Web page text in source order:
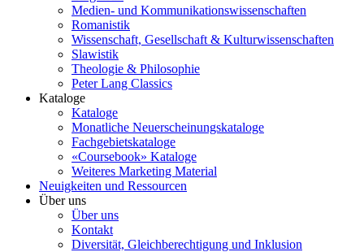
Medien- und Kommunikationswissenschaften
Romanistik
Wissenschaft, Gesellschaft & Kulturwissenschaften
Slawistik
Theologie & Philosophie
Peter Lang Classics
Kataloge
Kataloge
Monatliche Neuerscheinungskataloge
Fachgebietskataloge
«Coursebook» Kataloge
Weiteres Marketing Material
Neuigkeiten und Ressourcen
Über uns
Über uns
Kontakt
Diversität, Gleichberechtigung und Inklusion